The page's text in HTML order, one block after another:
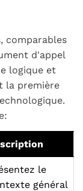
comparables
d'appel
logique et
la première
le
général